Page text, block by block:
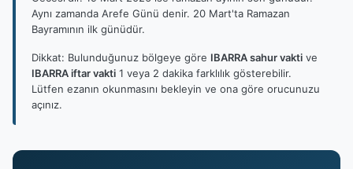
Aynı zamanda Arefe Günü denir. 20 Mart'ta Ramazan
Bayramının ilk günüdür.
Dikkat: Bulunduğunuz bölgeye göre IBARRA sahur vakti ve
IBARRA iftar vakti 1 veya 2 dakika farklılık gösterebilir.
Lütfen ezanın okunmasını bekleyin ve ona göre orucunuzu
açınız.